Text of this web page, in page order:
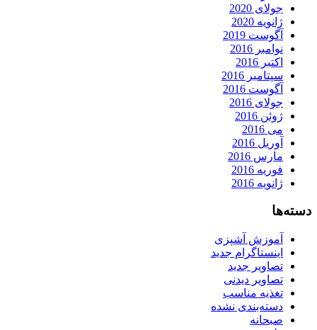
جولای 2020
ژانویه 2020
آگوست 2019
نوامبر 2016
اکتبر 2016
سپتامبر 2016
آگوست 2016
جولای 2016
ژوئن 2016
می 2016
آوریل 2016
مارس 2016
فوریه 2016
ژانویه 2016
دسته‌ها
آموزش آشپزی
اینستاگرام جدید
تصاویر جدید
تصاویر دیدنی
تغذیه مناسب
دسته‌بندی نشده
صبحانه